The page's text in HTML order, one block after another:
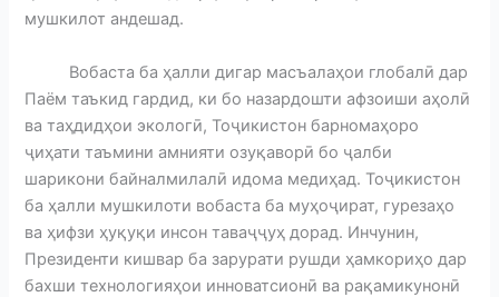
мушкилот андешад.
Вобаста ба ҳалли дигар масъалаҳои глобалӣ дар
Паём таъкид гардид, ки бо назардошти афзоиши аҳолӣ
ва таҳдидҳои экологӣ, Тоҷикистон барномаҳоро
ҷиҳати таъмини амнияти озуқаворӣ бо ҷалби
шарикони байналмилалӣ идома медиҳад. Тоҷикистон
ба ҳалли мушкилоти вобаста ба муҳоҷират, гурезаҳо
ва ҳифзи ҳуқуқи инсон таваҷҷуҳ дорад. Инчунин,
Президенти кишвар ба зарурати рушди ҳамкориҳо дар
бахши технологияҳои инноватсионӣ ва рақамикунонӣ